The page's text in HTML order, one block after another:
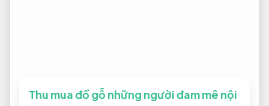
Thu mua đồ gỗ những người đam mê nội